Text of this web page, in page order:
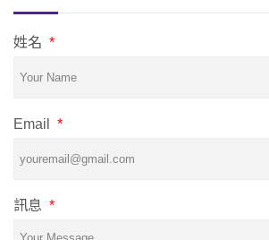
姓名 *
Email *
訊息 *